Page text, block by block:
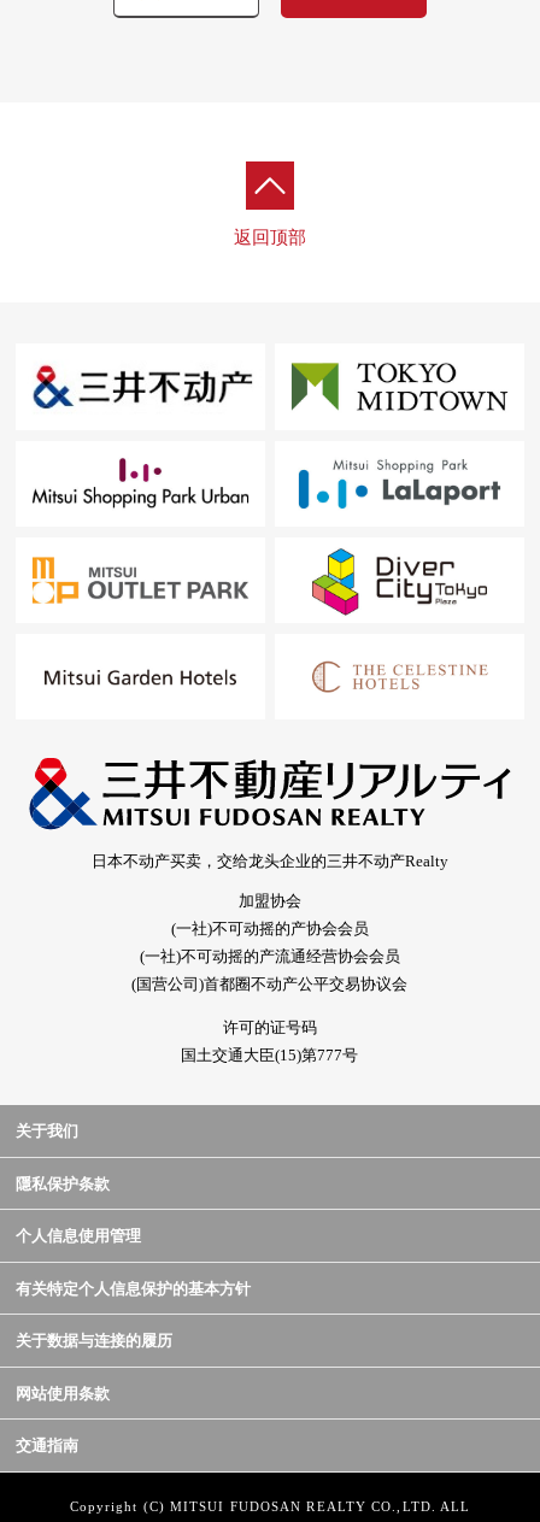
返回顶部
日本不动产买卖，交给龙头企业的三井不动产Realty
加盟协会
(一社)不可动摇的产协会会员
(一社)不可动摇的产流通经营协会会员
(国营公司)首都圈不动产公平交易协议会
许可的证号码
国土交通大臣(15)第777号
关于我们
隱私保护条款
个人信息使用管理
有关特定个人信息保护的基本方针
关于数据与连接的履历
网站使用条款
交通指南
Copyright (C) MITSUI FUDOSAN REALTY CO.,LTD. ALL